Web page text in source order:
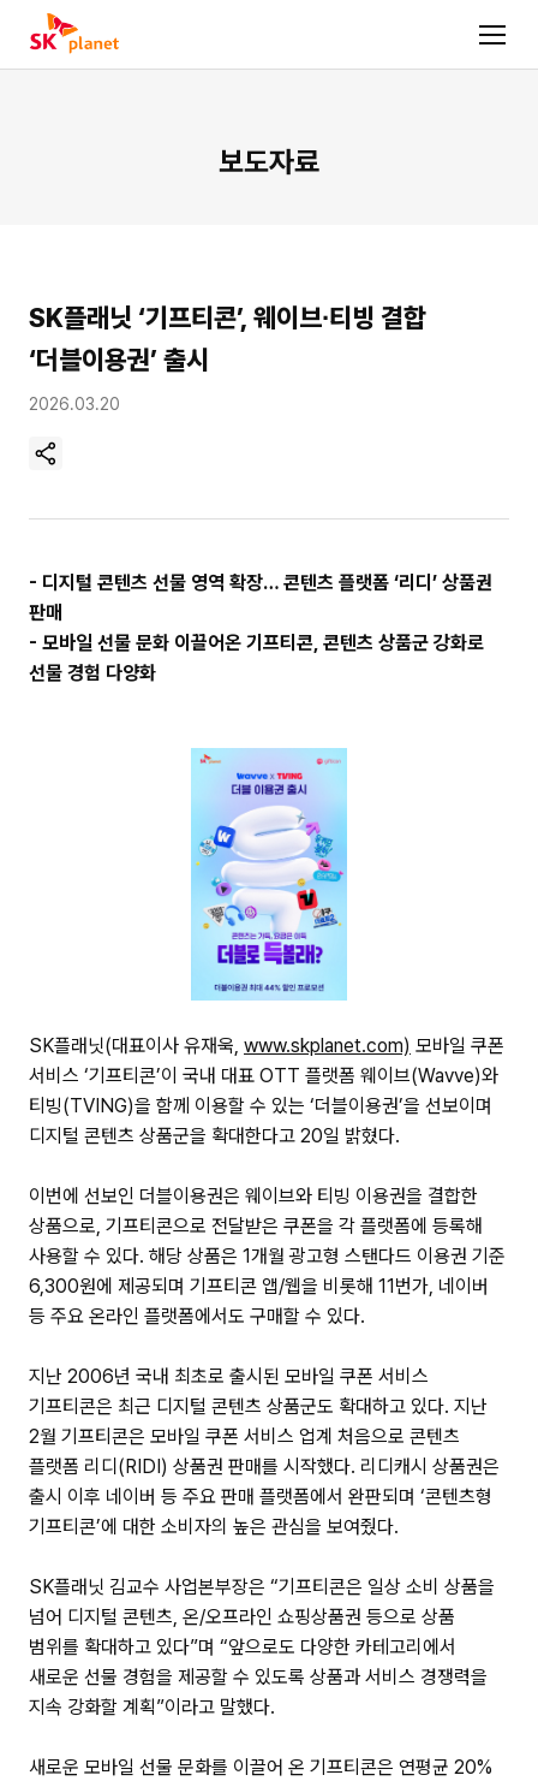
보도자료
SK플래닛 ‘기프티콘’, 웨이브∙티빙 결합
‘더블이용권’ 출시
2026.03.20
현
이
소
복
사
- 디지털 콘텐츠 선물 영역 확장… 콘텐츠 플랫폼 ‘리디’ 상품권
판매
- 모바일 선물 문화 이끌어온 기프티콘, 콘텐츠 상품군 강화로
선물 경험 다양화
SK플래닛(대표이사 유재욱, www.skplanet.com) 모바일 쿠폰
서비스 ‘기프티콘’이 국내 대표 OTT 플랫폼 웨이브(Wavve)와
티빙(TVING)을 함께 이용할 수 있는 ‘더블이용권’을 선보이며
디지털 콘텐츠 상품군을 확대한다고 20일 밝혔다.
이번에 선보인 더블이용권은 웨이브와 티빙 이용권을 결합한
상품으로, 기프티콘으로 전달받은 쿠폰을 각 플랫폼에 등록해
사용할 수 있다. 해당 상품은 1개월 광고형 스탠다드 이용권 기준
6,300원에 제공되며 기프티콘 앱/웹을 비롯해 11번가, 네이버
등 주요 온라인 플랫폼에서도 구매할 수 있다.
지난 2006년 국내 최초로 출시된 모바일 쿠폰 서비스
기프티콘은 최근 디지털 콘텐츠 상품군도 확대하고 있다. 지난
2월 기프티콘은 모바일 쿠폰 서비스 업계 처음으로 콘텐츠
플랫폼 리디(RIDI) 상품권 판매를 시작했다. 리디캐시 상품권은
출시 이후 네이버 등 주요 판매 플랫폼에서 완판되며 ‘콘텐츠형
기프티콘’에 대한 소비자의 높은 관심을 보여줬다.
SK플래닛 김교수 사업본부장은 “기프티콘은 일상 소비 상품을
넘어 디지털 콘텐츠, 온/오프라인 쇼핑상품권 등으로 상품
범위를 확대하고 있다”며 “앞으로도 다양한 카테고리에서
새로운 선물 경험을 제공할 수 있도록 상품과 서비스 경쟁력을
지속 강화할 계획”이라고 말했다.
새로운 모바일 선물 문화를 이끌어 온 기프티콘은 연평균 20%